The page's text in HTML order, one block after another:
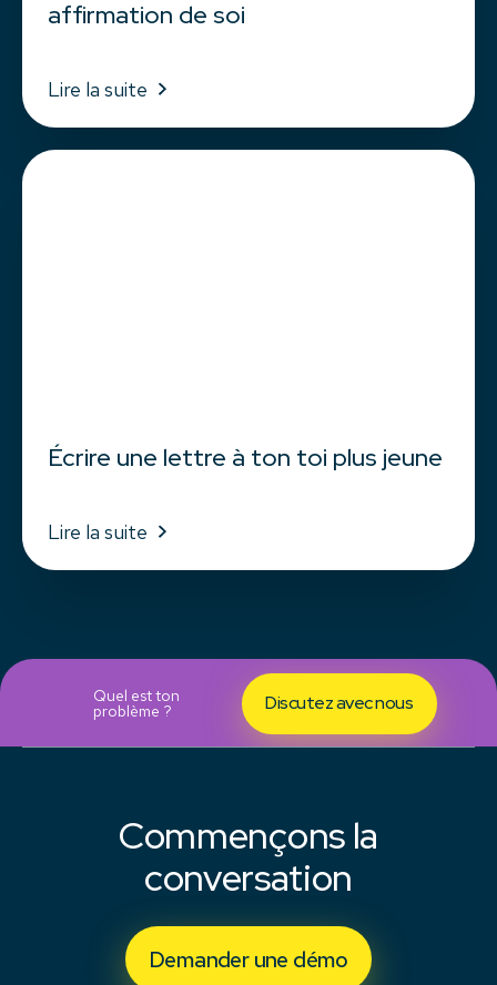
affirmation de soi
Lire la suite
Écrire une lettre à ton toi plus jeune
Lire la suite
Quel est ton
problème ? Discutez avec nous
Commençons la
conversation
Demander une démo